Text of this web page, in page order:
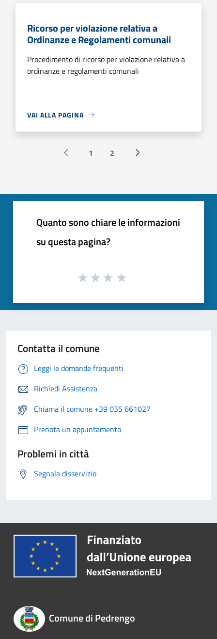
Ricorso per violazione relativa a
Ordinanze e Regolamenti comunali
Procedimento di ricorso per violazione relativa a
ordinanze e regolamenti comunali
VAI ALLA PAGINA
Pagina precedente
1 2 Successiva »
Quanto sono chiare le informazioni
su questa pagina?
Contatta il comune
Leggi le domande frequenti
Richiedi Assistenza
Chiama il comune +39 035 661027
Prenota un appuntamento
Problemi in città
Segnala disservizio
Comune di Pedrengo